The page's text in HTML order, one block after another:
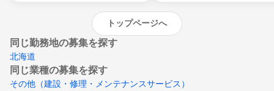
トップページへ
同じ勤務地の募集を探す
北海道
同じ業種の募集を探す
その他（建設・修理・メンテナンスサービス）